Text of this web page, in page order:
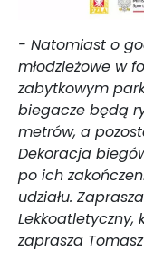
- Natomiast o
młodzieżowe w
zabytkowym
biegacze będą
metrów, a
Dekoracja
po ich
udziału.
Lekkoatletyczny,
zaprasza